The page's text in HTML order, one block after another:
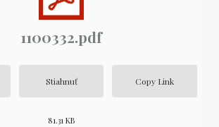
1100332.pdf
Stiahnuť Copy Link
81.31 KB